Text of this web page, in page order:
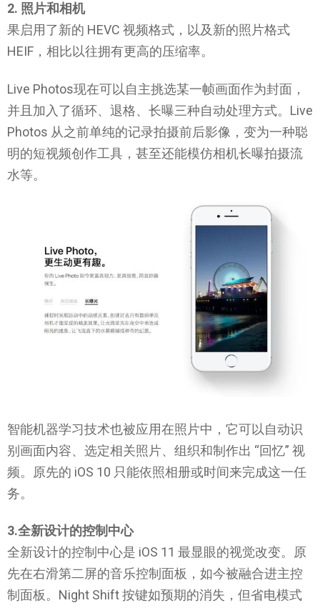
2. 照片和相机
果启用了新的 HEVC 视频格式，以及新的照片格式
HEIF，相比以往拥有更高的压缩率。
Live Photos现在可以自主挑选某一帧画面作为封面，
并且加入了循环、退格、长曝三种自动处理方式。Live
Photos 从之前单纯的记录拍摄前后影像，变为一种聪
明的短视频创作工具，甚至还能模仿相机长曝拍摄流
水等。
智能机器学习技术也被应用在照片中，它可以自动识
别画面内容、选定相关照片、组织和制作出 “回忆” 视
频。原先的 iOS 10 只能依照相册或时间来完成这一任
务。
3.全新设计的控制中心
全新设计的控制中心是 iOS 11 最显眼的视觉改变。原
先在右滑第二屏的音乐控制面板，如今被融合进主控
制面板。Night Shift 按键如预期的消失，但省电模式